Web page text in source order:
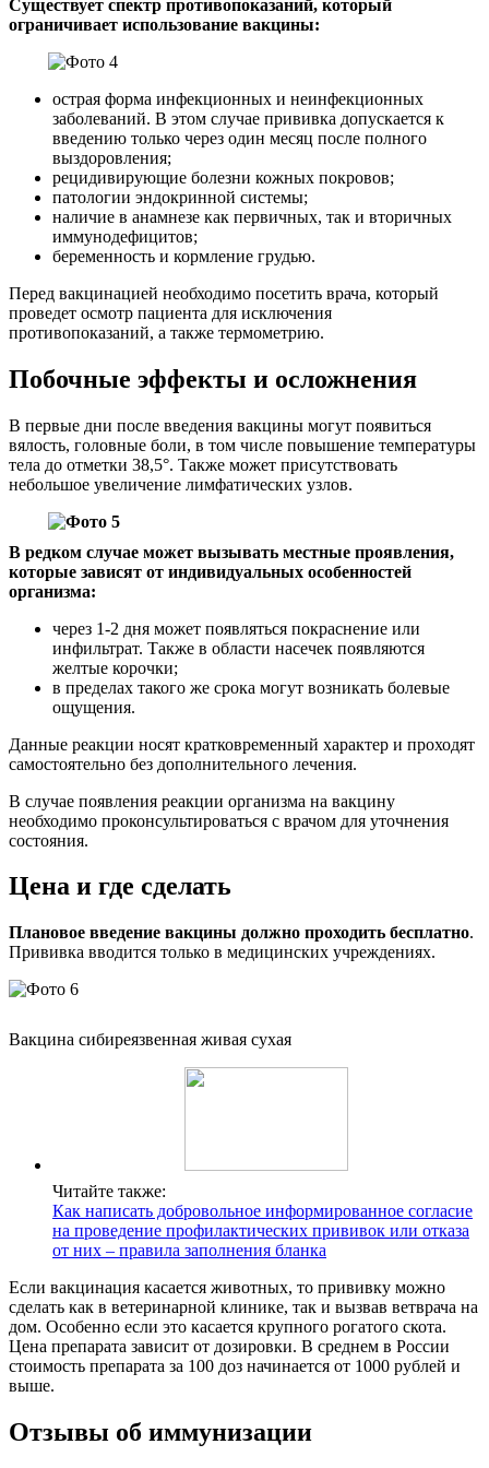
Существует спектр противопоказаний, который
ограничивает использование вакцины:
острая форма инфекционных и неинфекционных
заболеваний. В этом случае прививка допускается к
введению только через один месяц после полного
выздоровления;
рецидивирующие болезни кожных покровов;
патологии эндокринной системы;
наличие в анамнезе как первичных, так и вторичных
иммунодефицитов;
беременность и кормление грудью.
Перед вакцинацией необходимо посетить врача, который
проведет осмотр пациента для исключения
противопоказаний, а также термометрию.
Побочные эффекты и осложнения
В первые дни после введения вакцины могут появиться
вялость, головные боли, в том числе повышение температуры
тела до отметки 38,5°. Также может присутствовать
небольшое увеличение лимфатических узлов.
В редком случае может вызывать местные проявления,
которые зависят от индивидуальных особенностей
организма:
через 1-2 дня может появляться покраснение или
инфильтрат. Также в области насечек появляются
желтые корочки;
в пределах такого же срока могут возникать болевые
ощущения.
Данные реакции носят кратковременный характер и проходят
самостоятельно без дополнительного лечения.
В случае появления реакции организма на вакцину
необходимо проконсультироваться с врачом для уточнения
состояния.
Цена и где сделать
Плановое введение вакцины должно проходить бесплатно.
Прививка вводится только в медицинских учреждениях.
Вакцина сибиреязвенная живая сухая
Читайте также:
Как написать добровольное информированное согласие
на проведение профилактических прививок или отказа
от них – правила заполнения бланка
Если вакцинация касается животных, то прививку можно
сделать как в ветеринарной клинике, так и вызвав ветврача на
дом. Особенно если это касается крупного рогатого скота.
Цена препарата зависит от дозировки. В среднем в России
стоимость препарата за 100 доз начинается от 1000 рублей и
выше.
Отзывы об иммунизации